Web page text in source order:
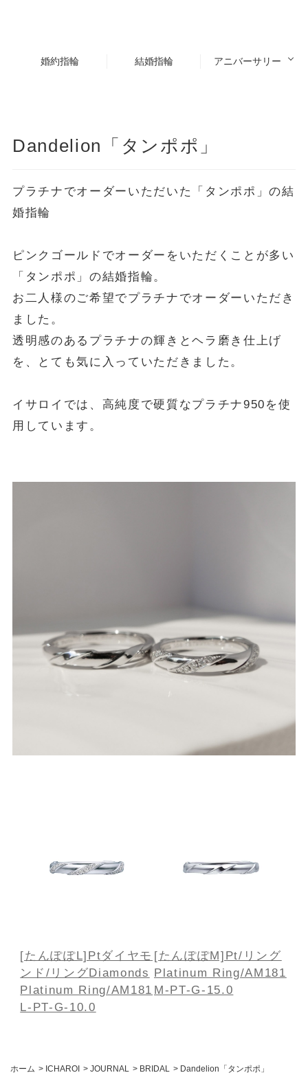
婚約指輪 結婚指輪 アニバーサリー
Dandelion「タンポポ」
プラチナでオーダーいただいた「タンポポ」の結
婚指輪
ピンクゴールドでオーダーをいただくことが多い
「タンポポ」の結婚指輪。
お二人様のご希望でプラチナでオーダーいただき
ました。
透明感のあるプラチナの輝きとヘラ磨き仕上げ
を、とても気に入っていただきました。
イサロイでは、高純度で硬質なプラチナ950を使
用しています。
[たんぽぽL]Ptダイヤモ
ンド/リングDiamonds
Platinum Ring/AM181
L-PT-G-10.0
[たんぽぽM]Pt/リング
Platinum Ring/AM181
M-PT-G-15.0
ホーム > ICHAROI > JOURNAL > BRIDAL > Dandelion「タンポポ」